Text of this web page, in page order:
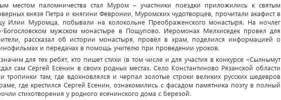
местом паломничества стал Муром – участники поездки приложились к святым
князя Петра и княгини Февронии, Муромских чудотворцев, прочитали акафист в
Илии Муромца, побывали на колокольне Преображенского монастыря. На ночлег
Богословском мужском монастыре в Пощупово. Иеромонах Мелхиседек провел для
рассказал об истории монастыря, провёл в храм, поделился информацией о
и передачах в помощь учителю при проведении уроков.
для тех ребят, кто пишет стихи (в том числе и для участия в конкурсе «Сылнымут
сам Сергей Есенин в своих родных местах. Село Константиново Рязанской области
тропинки там, где вдохновлялся и черпал золотые строки великих русских шедевров
где крестился Сергей Есенин, ознакомились с фасадом памятника поэту в полный
стихотворения у родного есенинского дома с березой.